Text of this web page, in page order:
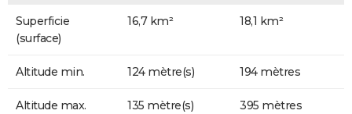
Superficie
(surface)
16,7 km² 18,1 km²
Altitude min. 124 mètre(s) 194 mètres
Altitude max. 135 mètre(s) 395 mètres